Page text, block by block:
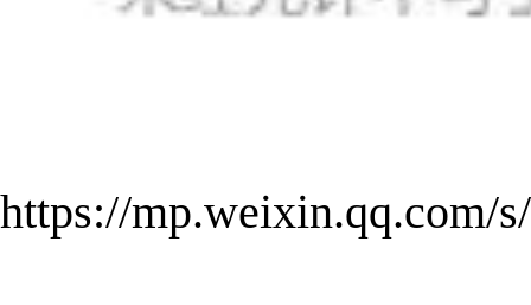
https://